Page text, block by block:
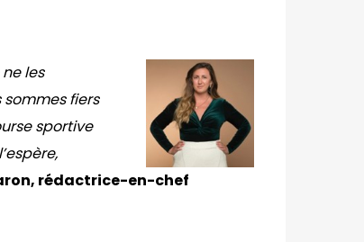
les
fiers
sportive
rédactrice-en-chef